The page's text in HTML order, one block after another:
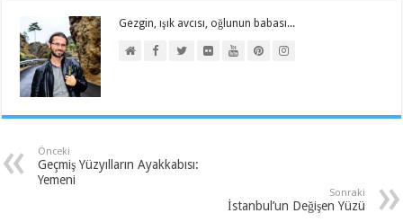
Gezgin, ışık avcısı, oğlunun babası...
Önceki
Geçmiş Yüzyılların Ayakkabısı:
Yemeni
Sonraki
İstanbul’un Değişen Yüzü